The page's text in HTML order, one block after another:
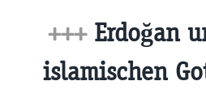
+++Erdoğan
islamischen